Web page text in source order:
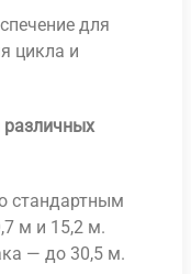
для
цикла и
различных
стандартным
м и 15,2 м.
— до 30,5 м.